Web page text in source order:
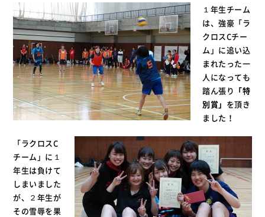
１年生チーム
は、強豪「ラ
クロスCチー
ム」に追い込
まれたった一
人になっても
踏ん張り 「特
別賞」 を頂き
ました！
「ラクロスC
チーム」に１
年生は負けて
しまいました
が、２年生が
その雪辱を果